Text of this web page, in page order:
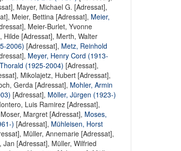
, Mayer, Michael G. [Adressat],
Meier, Bettina [Adressat], Meier,
Meier-Burlet, Yvonne
Hilde [Adressat], Merth, Walter
2006) [Adressat], Metz, Reinhold
Meyer, Henry Cord (1913-
(1925-2004) [Adressat],
Mikolajetz, Hubert [Adressat],
Gerda [Adressat], Mohler, Armin
[Adressat], Möller, Jürgen (1923-)
Luis Ramirez [Adressat],
Moser, Margret [Adressat], Moses,
) [Adressat], Mühleisen, Horst
, Müller, Annemarie [Adressat],
Jan [Adressat], Müller, Wilfried